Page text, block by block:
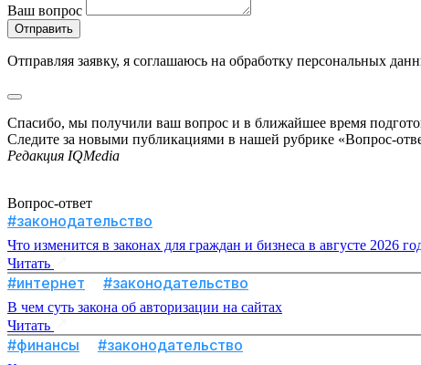
Ваш вопрос
Отправляя заявку, я соглашаюсь на обработку персональных
Спасибо, мы получили ваш вопрос и в ближайшее время
Следите за новыми публикациями в нашей рубрике «Вопрос-
Редакция IQMedia
Вопрос-ответ
#законодательство
Что изменится в законах для граждан и бизнеса в августе 2026
Читать
#интернет #законодательство
В чем суть закона об авторизации на сайтах
Читать
#финансы #законодательство